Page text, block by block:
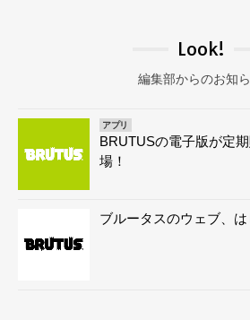
Look!
編集部からのお知
アプリ
BRUTUSの電子版が定
場！
ブルータスのウェブ、は